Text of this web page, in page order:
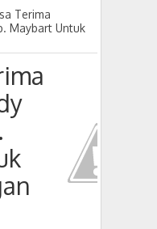
MONO PIMPIN DPRD
Terima
Maybart Untuk